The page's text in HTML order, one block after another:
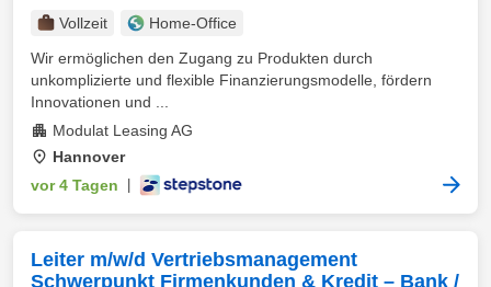
Vollzeit
Home-Office
Wir ermöglichen den Zugang zu Produkten durch
unkomplizierte und flexible Finanzierungsmodelle, fördern
Innovationen und ...
Modulat Leasing AG
Hannover
vor 4 Tagen
Leiter m/w/d Vertriebsmanagement
Schwerpunkt Firmenkunden & Kredit – Bank /